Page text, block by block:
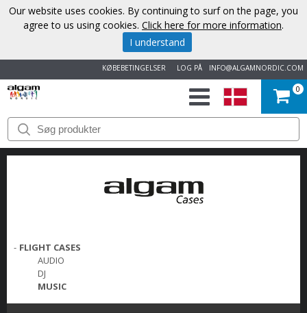
INFO@ALGAMNORDIC.COM
LOG PÅ
KØBEBETINGELSER
START
VAREMÆRKER
OS
KONTAKT
0
- FLIGHT CASES
AUDIO
DJ
MUSIC
Our website uses cookies. By continuing to surf on the page, you
agree to us using cookies. Click here for more information.
I understand